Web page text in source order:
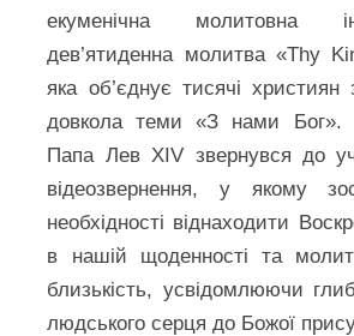
екуменічна молитовна
дев’ятиденна молитва «Thy
яка об’єднує тисячі християн
довкола теми «З нами Бог».
Папа Лев XIV звернувся до
відеозвернення, у якому
необхідності віднаходити
в нашій щоденності та
близькість, усвідомлюючи
людського серця до Божої